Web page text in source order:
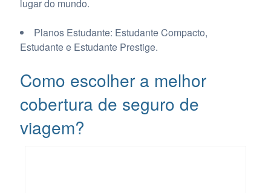
lugar do mundo.
Planos Estudante: Estudante Compacto,
Estudante e Estudante Prestige.
Como escolher a melhor
cobertura de seguro de
viagem?